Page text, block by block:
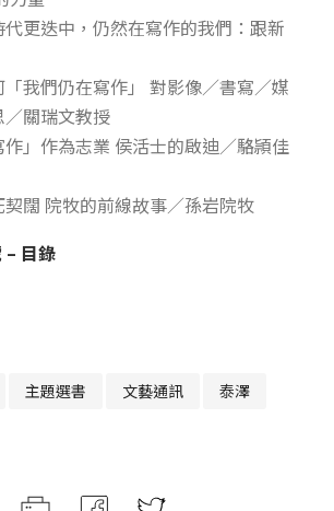
更迭中，仍然在寫作的我們：跟新
我們仍在寫作」 對影像／書寫／媒
關瑞文教授
」作為志業 侯活士的啟迪／駱頴佳
闊 院牧的前線故事／孫岩院牧
– 目錄
主題選書 文藝通訊 泰澤